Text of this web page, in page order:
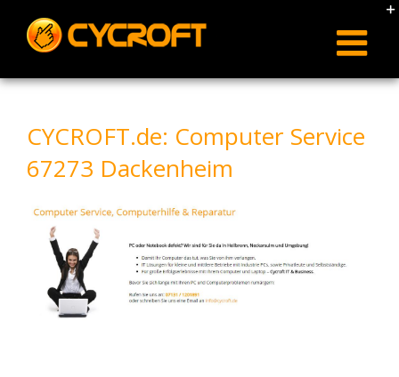
content
CYCROFT.de: Computer Service
67273 Dackenheim